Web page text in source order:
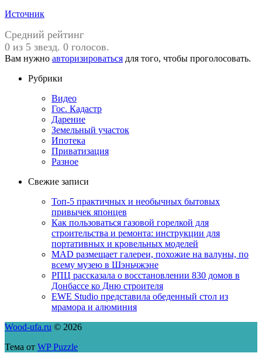
Источник
Средний рейтинг
0 из 5 звезд. 0 голосов.
Вам нужно авторизироваться для того, чтобы проголосовать.
Рубрики
Видео
Гос. Кадастр
Дарение
Земельный участок
Ипотека
Приватизация
Разное
Свежие записи
Топ-5 практичных и необычных бытовых
привычек японцев
Как пользоваться газовой горелкой для
строительства и ремонта: инструкции для
портативных и кровельных моделей
MAD размещает галереи, похожие на валуны, по
всему музею в Шэньчжэне
РПЦ рассказала о восстановлении 830 домов в
Донбассе ко Дню строителя
EWE Studio представила обеденный стол из
мрамора и алюминия
Wood-ufa.ru © 2026
Тема от WP Puzzle